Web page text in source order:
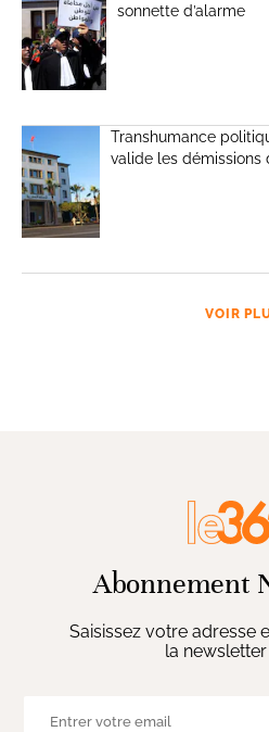
sonnette d’alarme
Transhumance
valide les démissions
VOIR
Abonnement
Saisissez votre adresse
la